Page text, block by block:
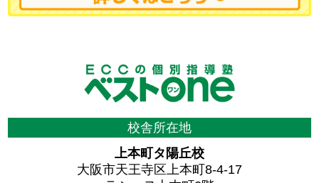
校舎所在地
上本町タ陽丘校
大阪市天王寺区上本町8-4-17